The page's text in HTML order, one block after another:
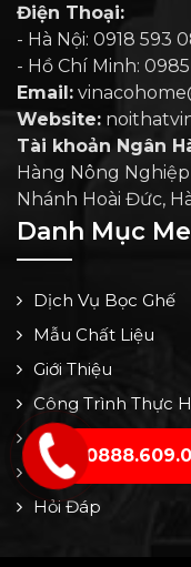
Điện Thoại:
- Hà Nội: 0918 593
- Hồ Chí Minh:
Email:
Website:
Tài khoản Ngân
Hàng Nông
Nhánh Hoài Đức,
Danh Mục
Dịch Vụ Bọc Ghế
Mẫu Chất Liệu
Giới Thiệu
Công Trình Thực
Bảng Giá
Tin Tức
Hỏi Đáp